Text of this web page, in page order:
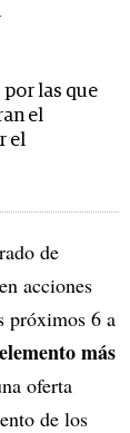
las que
el
el
de
acciones
próximos 6 a
más
oferta
de los